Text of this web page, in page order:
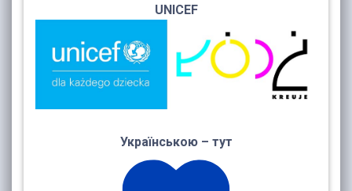
UNICEF
Українською – тут